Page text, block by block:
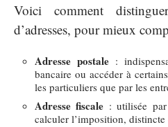
Voici comment
d’adresses, pour mieux
Adresse postale:
bancaire ou accéder à
les particuliers que par les
Adresse fiscale : utilisée
calculer l’imposition, distincte